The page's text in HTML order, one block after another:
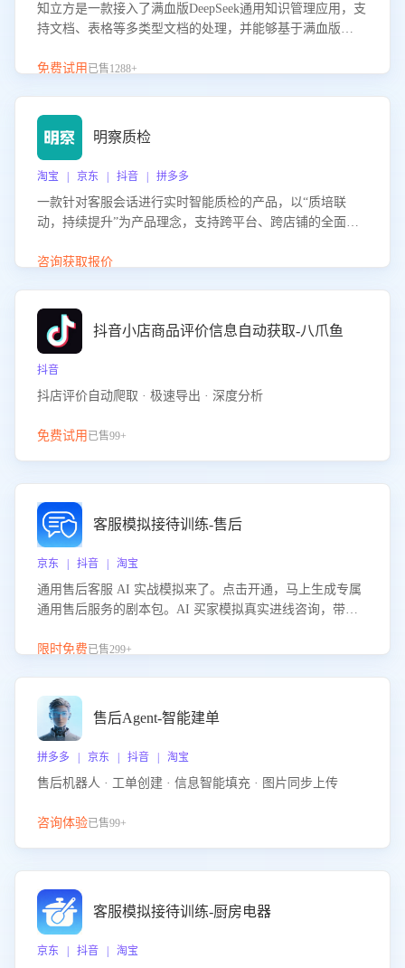
知立方是一款接入了满血版DeepSeek通用知识管理应用，支
持文档、表格等多类型文档的处理，并能够基于满血版
识支持，帮助用户高效管理和利用知识资源。通过该产品，
免费试用 已售1288+
明察质检
淘宝 | 京东 | 抖音 | 拼多多
一款针对客服会话进行实时智能质检的产品，以“质培联
动，持续提升”为产品理念，支持跨平台、跨店铺的全面、
升客服团队的销服能力。
咨询获取报价
抖音小店商品评价信息自动获取-八爪鱼
抖音
抖店评价自动爬取 · 极速导出 · 深度分析
免费试用 已售99+
客服模拟接待训练-售后
京东 | 抖音 | 淘宝
通用售后客服 AI 实战模拟来了。点击开通，马上生成专属
通用售后服务的剧本包。AI 买家模拟真实进线咨询，带您
的应对要点，轻松提升服务能力。
限时免费已售299+
售后Agent-智能建单
拼多多 | 京东 | 抖音 | 淘宝
售后机器人 · 工单创建 · 信息智能填充 · 图片同步上传
咨询体验已售99+
客服模拟接待训练-厨房电器
京东 | 抖音 | 淘宝